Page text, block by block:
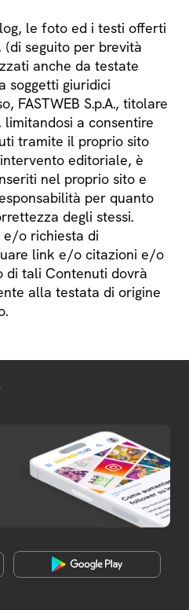
le foto ed i testi offerti
(di seguito per brevità
anche da testate
soggetti giuridici
FASTWEB S.p.A., titolare
limitandosi a consentire
tramite il proprio sito
editoriale, è
nel proprio sito e
per quanto
degli stessi.
e/o richiesta di
link e/o citazioni e/o
di tali Contenuti dovrà
alla testata di origine